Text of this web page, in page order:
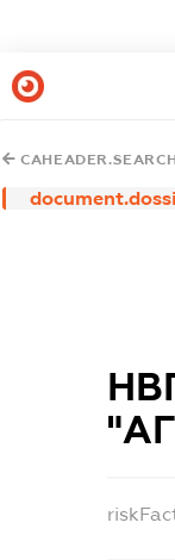
CAHEADER.SEARCH